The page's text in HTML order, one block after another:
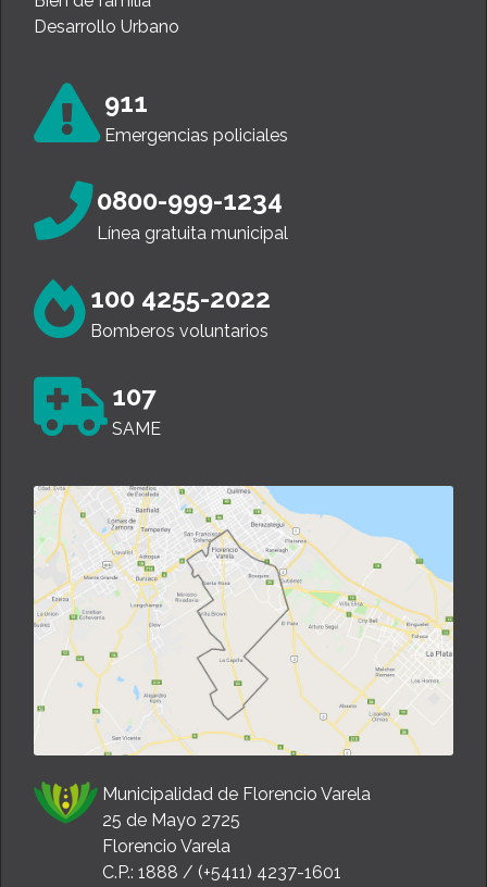
Desarrollo Urbano
911
Emergencias policiales
0800-999-1234
Línea gratuita municipal
100 4255-2022
Bomberos voluntarios
107
SAME
Municipalidad de Florencio Varela
25 de Mayo 2725
Florencio Varela
C.P.: 1888 / (+5411) 4237-1601